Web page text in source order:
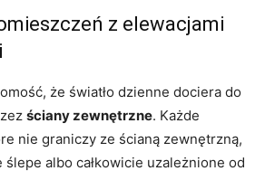
z elewacjami
że światło dzienne dociera do
ściany zewnętrzne. Każde
nie graniczy ze ścianą zewnętrzną,
albo całkowicie uzależnione od